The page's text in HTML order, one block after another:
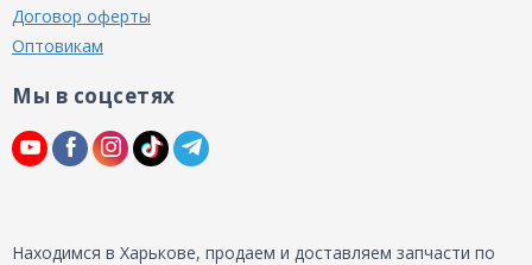
Договор оферты
Оптовикам
Мы в соцсетях
Находимся в Харькове, продаем и доставляем запчасти по